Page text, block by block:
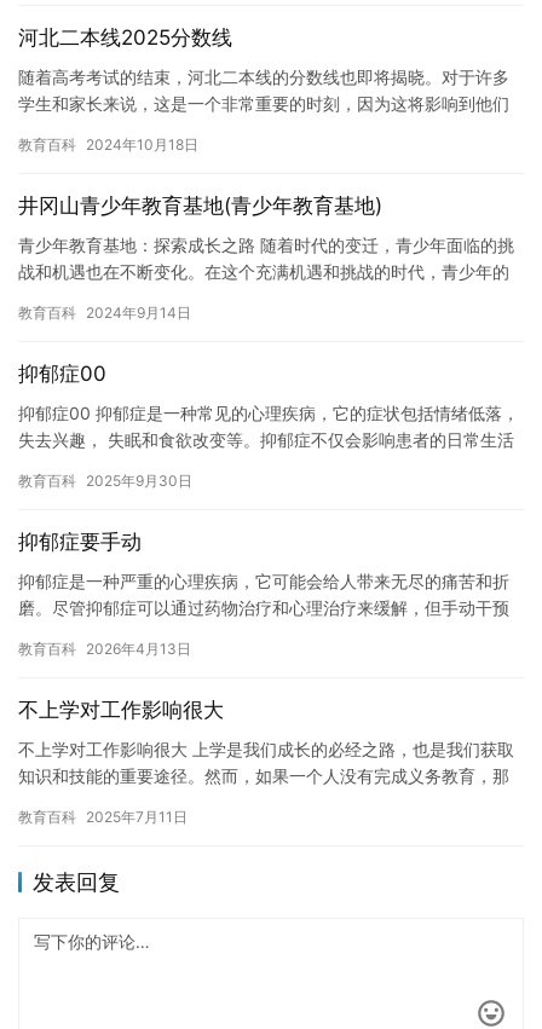
河北二本线2025分数线
随着高考考试的结束，河北二本线的分数线也即将揭晓。对于许多
学生和家长来说，这是一个非常重要的时刻，因为这将影响到他们
加，…
教育百科 2024年10月18日
井冈山青少年教育基地(青少年教育基地)
青少年教育基地：探索成长之路 随着时代的变迁，青少年面临的挑
战和机遇也在不断变化。在这个充满机遇和挑战的时代，青少年的
许多…
教育百科 2024年9月14日
抑郁症00
抑郁症00 抑郁症是一种常见的心理疾病，它的症状包括情绪低落，
失去兴趣， 失眠和食欲改变等。抑郁症不仅会影响患者的日常生活
教育百科 2025年9月30日
抑郁症要手动
抑郁症是一种严重的心理疾病，它可能会给人带来无尽的痛苦和折
磨。尽管抑郁症可以通过药物治疗和心理治疗来缓解，但手动干预
想、艺…
教育百科 2026年4月13日
不上学对工作影响很大
不上学对工作影响很大 上学是我们成长的必经之路，也是我们获取
知识和技能的重要途径。然而，如果一个人没有完成义务教育，那
会…
教育百科 2025年7月11日
发表回复